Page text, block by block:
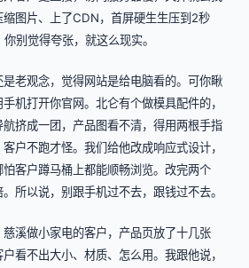
缩图片、上了CDN，首屏硬生生压到2秒
别觉得夸张，就这么现实。
老观念，觉得网站是给电脑看的。可你瞅
机打开你官网。北仑有个做模具配件的，
挤成一团，产品图看不清，得用两根手指
户不跑才怪。我们给他改成响应式设计，
客户蹲马桶上都能顺畅浏览。改完两个
所以说，别跟手机过不去，跟钱过不去。
溪做小家电的客户，产品页放了十几张
看不出大小、材质、怎么用。我跟他说，